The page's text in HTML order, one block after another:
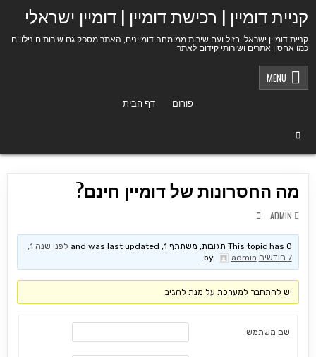
קניית דומיין | רכישת דומיין | דומיין ישראלי
קניית דומיין ישראלי בזול ועם שירות ממומחה דומיינים, האתר מספק גם שירותים נילווים
כמו אחסון אתרים ושירותי קידום לאתר
MENU
דף הבית
פורום
מה החסרונות של דומיין חינם?
ADMIN
This topic has 0 תגובות, משתתף 1, and was last updated
לפני שנה 1,
7 חודשים
admin
.
יש להתחבר למערכת על מנת להגיב.
שם משתמש: